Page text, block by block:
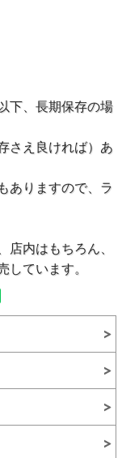
下、長期保存の場
さえ良ければ）あ
ありますので、ラ
店内はもちろん、
しています。